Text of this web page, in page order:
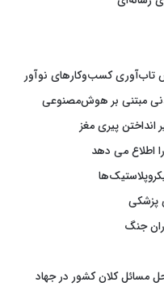
تاب‌آوری کسب‌وکارهای نوآور
مبتنی بر هوش‌مصنوعی
انداختن پیری مغز
اطلاع می دهد
مسائل کلان کشور در جهاد